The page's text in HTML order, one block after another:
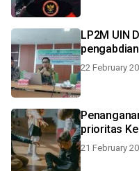
LP2M UIN
22 February
prioritas
21 February